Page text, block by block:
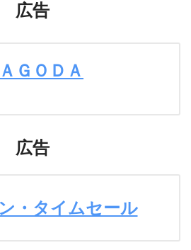
広告
ＡＧＯＤＡ
広告
・タイムセール